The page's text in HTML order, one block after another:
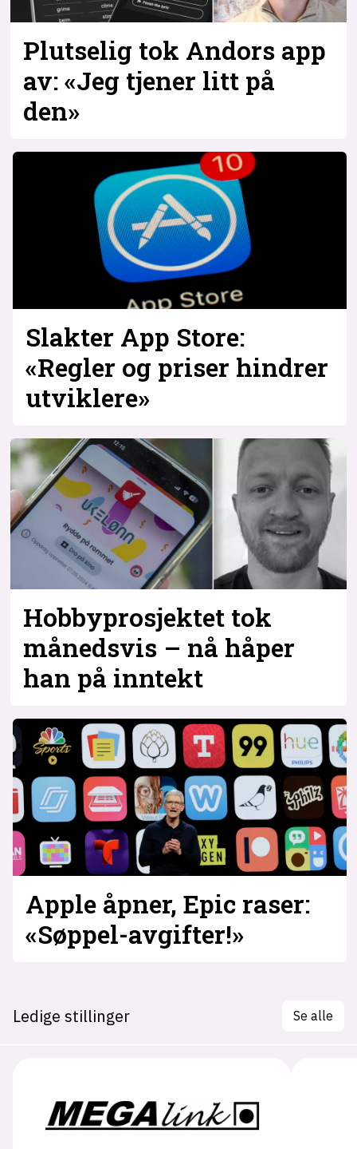
Plutselig tok Andors app
av: «Jeg tjener litt på
den»
Slakter App Store:
«Regler og priser hindrer
utviklere»
Hobbyprosjektet tok
månedsvis – nå håper
han på inntekt
Apple åpner, Epic raser:
«Søppel-avgifter!»
Ledige stillinger Se alle